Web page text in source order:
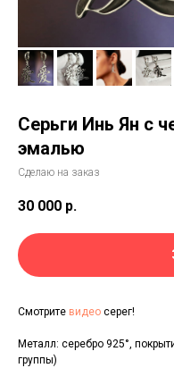
Серьги Инь Ян с
эмалью
Сделаю на заказ
30 000 р.
Смотрите видео серег!
Металл: серебро 925°,
группы)